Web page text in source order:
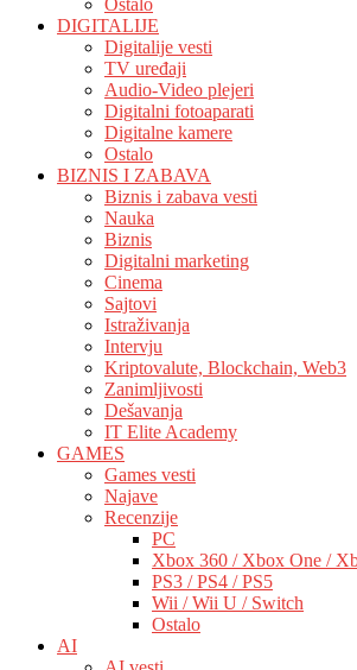
Ostalo
DIGITALIJE
Digitalije vesti
TV uređaji
Audio-Video plejeri
Digitalni fotoaparati
Digitalne kamere
Ostalo
BIZNIS I ZABAVA
Biznis i zabava vesti
Nauka
Biznis
Digitalni marketing
Cinema
Sajtovi
Istraživanja
Intervju
Kriptovalute, Blockchain, Web3
Zanimljivosti
Dešavanja
IT Elite Academy
GAMES
Games vesti
Najave
Recenzije
PC
Xbox 360 / Xbox One /
PS3 / PS4 / PS5
Wii / Wii U / Switch
Ostalo
AI